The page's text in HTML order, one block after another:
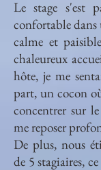
Le stage s'est
confortable dans
calme et
chaleureux
hôte, je me
part, un cocon
concentrer sur
me reposer
De plus, nous
de 5 stagiaires,